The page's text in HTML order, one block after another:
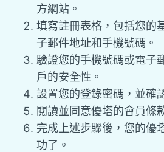
方網站。
填寫註冊表格，包括您的
子郵件地址和手機號碼。
驗證您的手機號碼或電子
戶的安全性。
設置您的登錄密碼，並確
閱讀並同意優塔的會員條
完成上述步驟後，您的優
功了。